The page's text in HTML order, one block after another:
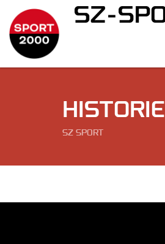
HISTORIE
SZ SPORT